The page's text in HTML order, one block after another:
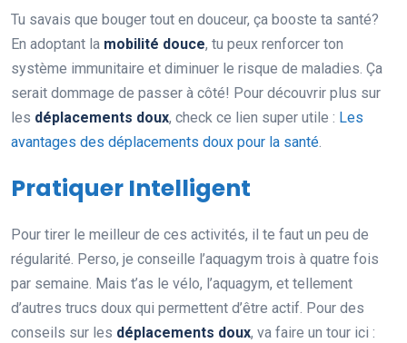
Tu savais que bouger tout en douceur, ça booste ta santé?
En adoptant la mobilité douce, tu peux renforcer ton
système immunitaire et diminuer le risque de maladies. Ça
serait dommage de passer à côté! Pour découvrir plus sur
les déplacements doux, check ce lien super utile : Les
avantages des déplacements doux pour la santé.
Pratiquer Intelligent
Pour tirer le meilleur de ces activités, il te faut un peu de
régularité. Perso, je conseille l’aquagym trois à quatre fois
par semaine. Mais t’as le vélo, l’aquagym, et tellement
d’autres trucs doux qui permettent d’être actif. Pour des
conseils sur les déplacements doux, va faire un tour ici :